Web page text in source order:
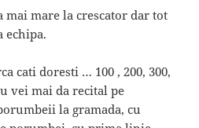
mai mare la crescator dar tot
echipa.
cati doresti … 100 , 200, 300,
vei mai da recital pe
la gramada, cu